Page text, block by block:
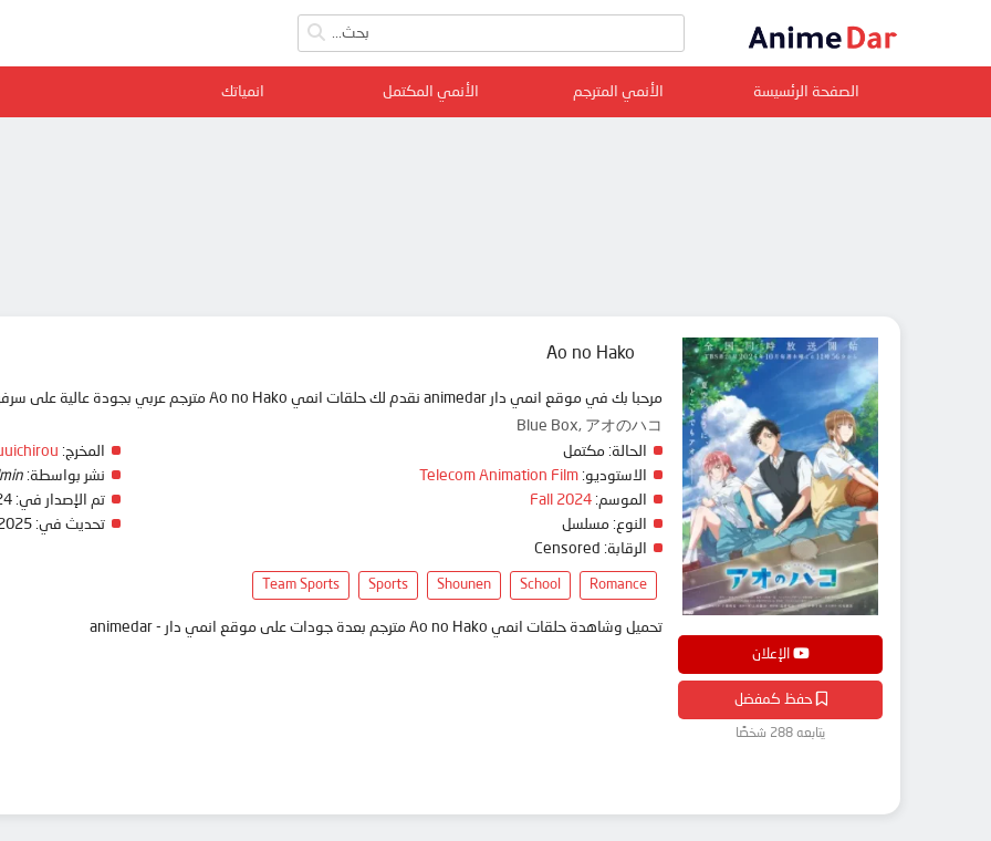
الصفحة الرئسيسة الأنمي المترجم الأنمي المكتمل انمياتك
الإعلان
حفظ كمفضل
يتابعه 288 شخصًا
Ao no Hako
مرحبا بك في موقع انمي دار animedar نقدم لك حلقات انمي Ao no Hako مترجم عربي بجودة عالية على سرفرات متعددة, مشاهدة ممتعة
Blue Box, アオのハコ
الحالة: مكتمل
الاستوديو: Telecom Animation Film
الموسم: Fall 2024
النوع: مسلسل
الرقابة:
المخرج:
نشر بواسطة:
تم الإصدار في:
تحديث في:
Romance
School
Shounen
Sports
Team Sports
تحميل وشاهدة حلقات انمي Ao no Hako مترجم بعدة جودات على موقع انمي دار - animedar